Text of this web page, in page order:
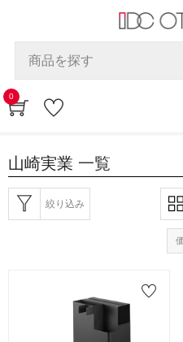
0
山崎実業 一覧
絞り込み